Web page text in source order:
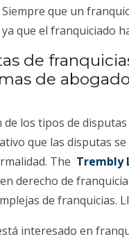
que un
que el franquiciado
de
de
de los tipos de
que las disputas
The Trembly
derecho de
de franquicias.
interesado en